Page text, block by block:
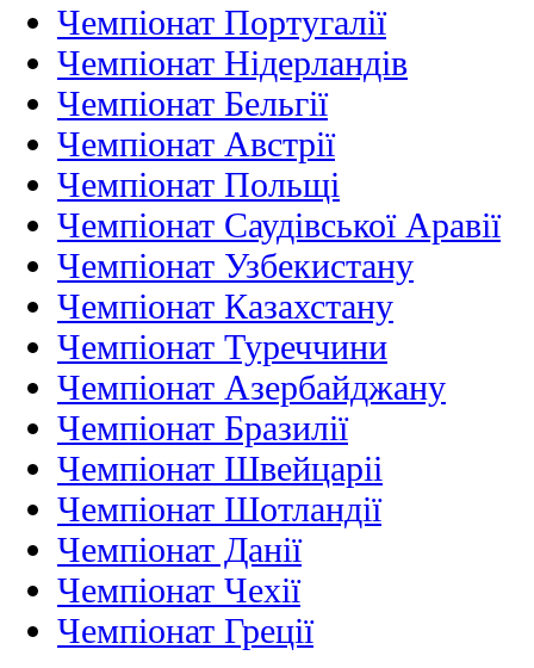
Чемпіонат Португалії
Чемпіонат Нідерландiв
Чемпіонат Бельгії
Чемпіонат Австрії
Чемпіонат Польщі
Чемпіонат Саудівської Аравії
Чемпіонат Узбекистану
Чемпіонат Казахстану
Чемпіонат Туреччини
Чемпіонат Азербайджану
Чемпіонат Бразилії
Чемпіонат Швейцаріі
Чемпіонат Шотландії
Чемпіонат Данії
Чемпіонат Чехії
Чемпіонат Греції